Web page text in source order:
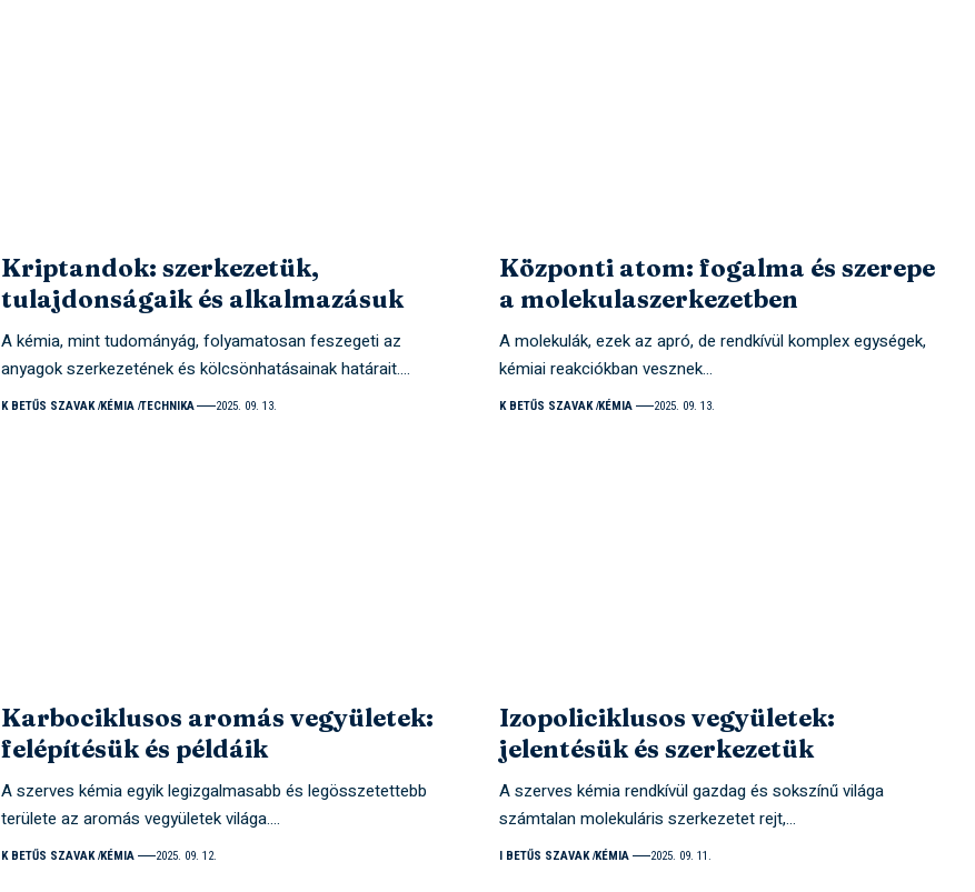
Kriptandok: szerkezetük,
tulajdonságaik és alkalmazásuk
A kémia, mint tudományág, folyamatosan feszegeti az
anyagok szerkezetének és kölcsönhatásainak határait.…
K BETŰS SZAVAK KÉMIA TECHNIKA 2025. 09. 13.
Központi atom: fogalma és szerepe
a molekulaszerkezetben
A molekulák, ezek az apró, de rendkívül komplex egységek,
kémiai reakciókban vesznek…
K BETŰS SZAVAK KÉMIA 2025. 09. 13.
Karbociklusos aromás vegyületek:
felépítésük és példáik
A szerves kémia egyik legizgalmasabb és legösszetettebb
területe az aromás vegyületek világa.…
K BETŰS SZAVAK KÉMIA 2025. 09. 12.
Izopoliciklusos vegyületek:
jelentésük és szerkezetük
A szerves kémia rendkívül gazdag és sokszínű világa
számtalan molekuláris szerkezetet rejt,…
I BETŰS SZAVAK KÉMIA 2025. 09. 11.